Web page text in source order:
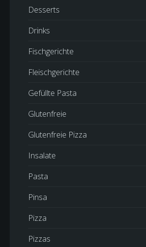
Desserts
Drinks
Fischgerichte
Fleischgerichte
Gefüllte Pasta
Glutenfreie
Glutenfreie Pizza
Insalate
Pasta
Pinsa
Pizza
Pizzas